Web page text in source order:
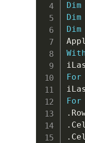
Dim
Dim
Dim
For
For
.
.
.